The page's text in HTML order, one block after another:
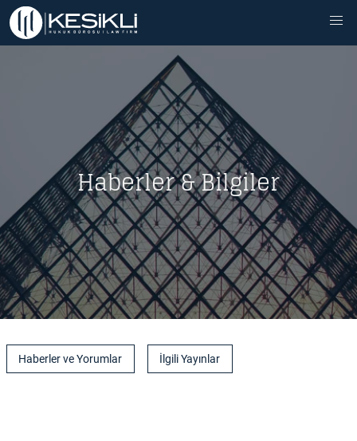
Haberler & Bilgiler
Haberler ve Yorumlar İlgili Yayınlar